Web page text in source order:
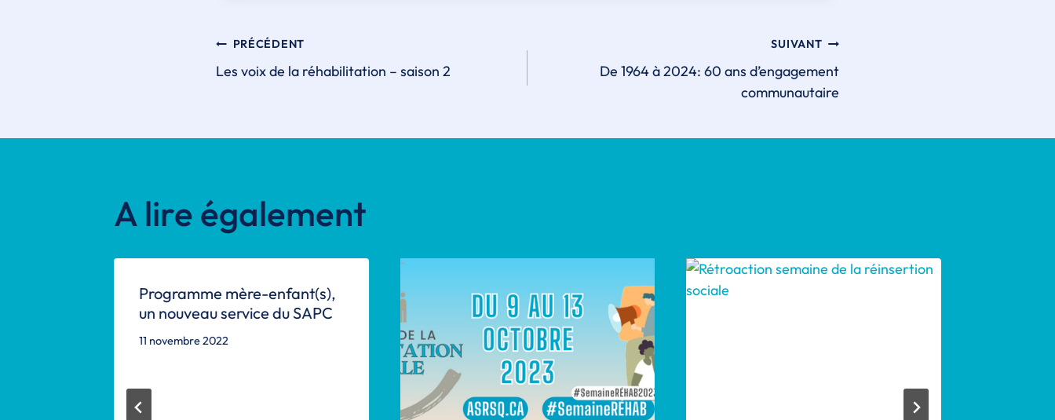
Navigation
PRÉCÉDENT
Les voix de la réhabilitation – saison 2
SUIVANT
De 1964 à 2024: 60 ans d’engagement
communautaire
A lire également
Programme mère-enfant(s),
un nouveau service du SAPC
11 novembre 2022